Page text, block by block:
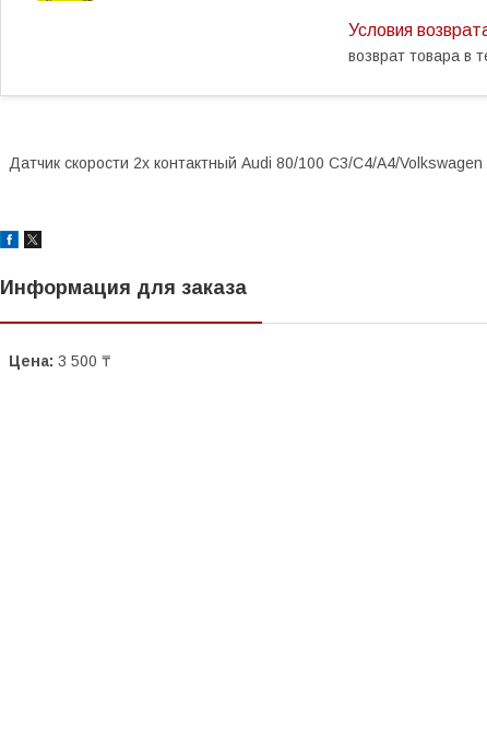
возврат товара в
Датчик скорости 2х контактный Audi 80/100 C3/C4/A4/
Информация для заказа
Цена: 3 500 ₸